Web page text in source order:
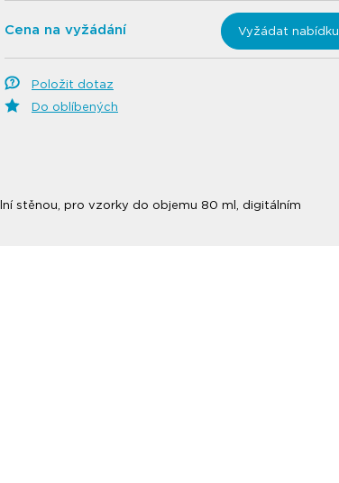
Cena na vyžádání Vyžádat nabídku
Položit dotaz
Do oblíbených
stěnou, pro vzorky do objemu 80 ml, digitálním